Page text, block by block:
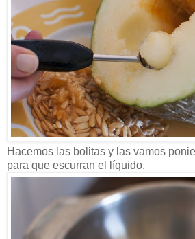
Hacemos las bolitas y las vamos
para que escurran el líquido.